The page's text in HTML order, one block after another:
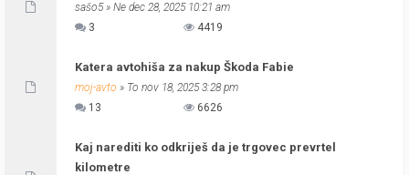
sašo5» Ne dec 28, 2025 10:21 am
3
4419
Katera avtohiša za nakup Škoda Fabie
moj-avto » To nov 18, 2025 3:28 pm
13
6626
Kaj narediti ko odkriješ da je trgovec prevrtel
kilometre